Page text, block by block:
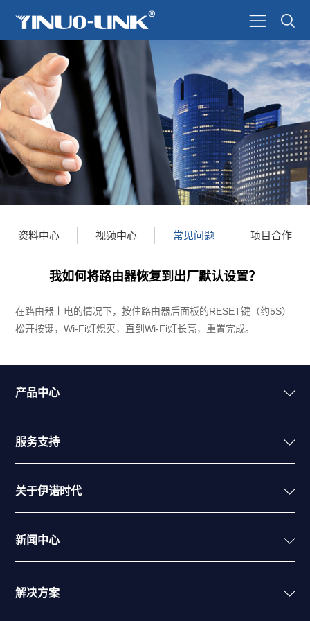
资料中心 视频中心 常见问题 项目合作
我如何将路由器恢复到出厂默认设置？
在路由器上电的情况下，按住路由器后面板的RESET键（约5S）
松开按键，Wi-Fi灯熄灭，直到Wi-Fi灯长亮，重置完成。
产品中心
服务支持
关于伊诺时代
新闻中心
解决方案